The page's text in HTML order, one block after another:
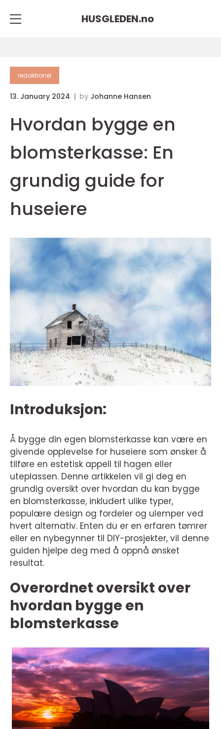
HUSGLEDEN.no
redaktionel
13. January 2024 by Johanne Hansen
Hvordan bygge en
blomsterkasse: En
grundig guide for
huseiere
Introduksjon:
Å bygge din egen blomsterkasse kan være en
givende opplevelse for huseiere som ønsker å
tilføre en estetisk appell til hagen eller
uteplassen. Denne artikkelen vil gi deg en
grundig oversikt over hvordan du kan bygge
en blomsterkasse, inkludert ulike typer,
populære design og fordeler og ulemper ved
hvert alternativ. Enten du er en erfaren tømrer
eller en nybegynner til DIY-prosjekter, vil denne
guiden hjelpe deg med å oppnå ønsket
resultat.
Overordnet oversikt over
hvordan bygge en
blomsterkasse